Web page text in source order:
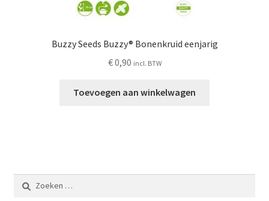
Buzzy Seeds Buzzy® Bonenkruid eenjarig
€0,90 incl. BTW
Toevoegen aan winkelwagen
Zoeken
naar: